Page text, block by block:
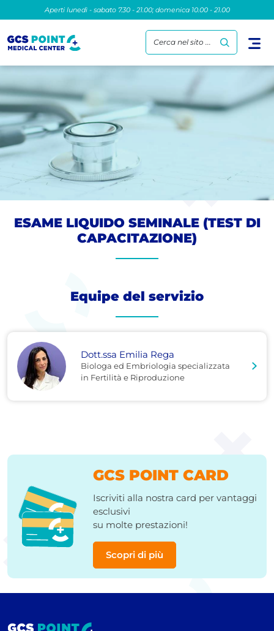
Aperti lunedì - sabato 7.30 - 21.00; domenica 10.00 - 21.00
Cerca nel sito ...
ESAME LIQUIDO SEMINALE (TEST DI
CAPACITAZIONE)
Equipe del servizio
Dott.ssa Emilia Rega
Biologa ed Embriologia specializzata
in Fertilità e Riproduzione
GCS POINT CARD
Iscriviti alla nostra card per vantaggi
esclusivi
su molte prestazioni!
Scopri di più